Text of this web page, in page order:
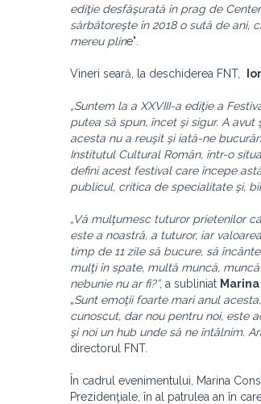
ediţie desfăşurată în prag de
sărbătoreşte în 2018 o sută de ani,
mereu pline".
Vineri seară, la deschiderea FNT,
„Suntem la a XXVIII-a ediţie a
putea să spun, încet şi sigur. A
acesta nu a reuşit şi iată-ne
Institutul Cultural Român, într-o
defini acest festival care începe
publicul, critica de specialitate şi,
„Vă mulţumesc tuturor prietenilor
este a noastră, a tuturor, iar
timp de 11 zile să bucure, să
mulţi în spate, multă muncă,
nebunie nu ar fi?”, a subliniat
„Sunt emoţii foarte mari anul
cunoscut, dar nou pentru noi, este
şi noi un hub unde să ne întâlnim.
directorul FNT.
În cadrul evenimentului, Marina
Prezidenţiale, în al patrulea an în